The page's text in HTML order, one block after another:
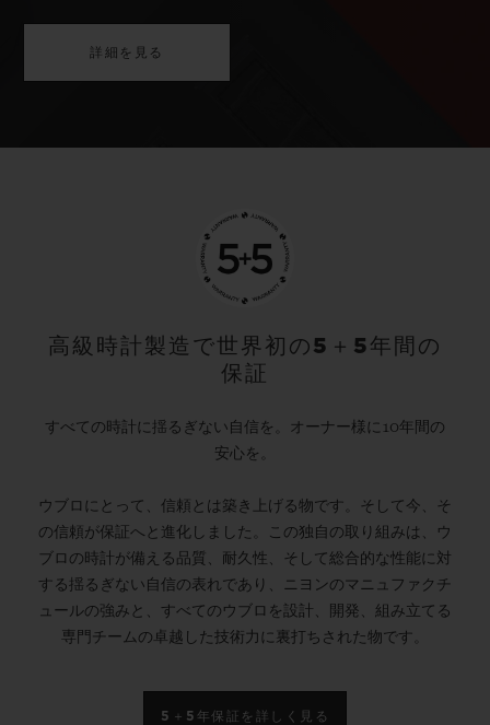
詳細を見る
高級時計製造で世界初の5＋5年間の
保証
すべての時計に揺るぎない自信を。オーナー様に10年間の
安心を。
ウブロにとって、信頼とは築き上げる物です。そして今、そ
の信頼が保証へと進化しました。この独自の取り組みは、ウ
ブロの時計が備える品質、耐久性、そして総合的な性能に対
する揺るぎない自信の表れであり、ニヨンのマニュファクチ
ュールの強みと、すべてのウブロを設計、開発、組み立てる
専門チームの卓越した技術力に裏打ちされた物です。
5＋5年保証を詳しく見る